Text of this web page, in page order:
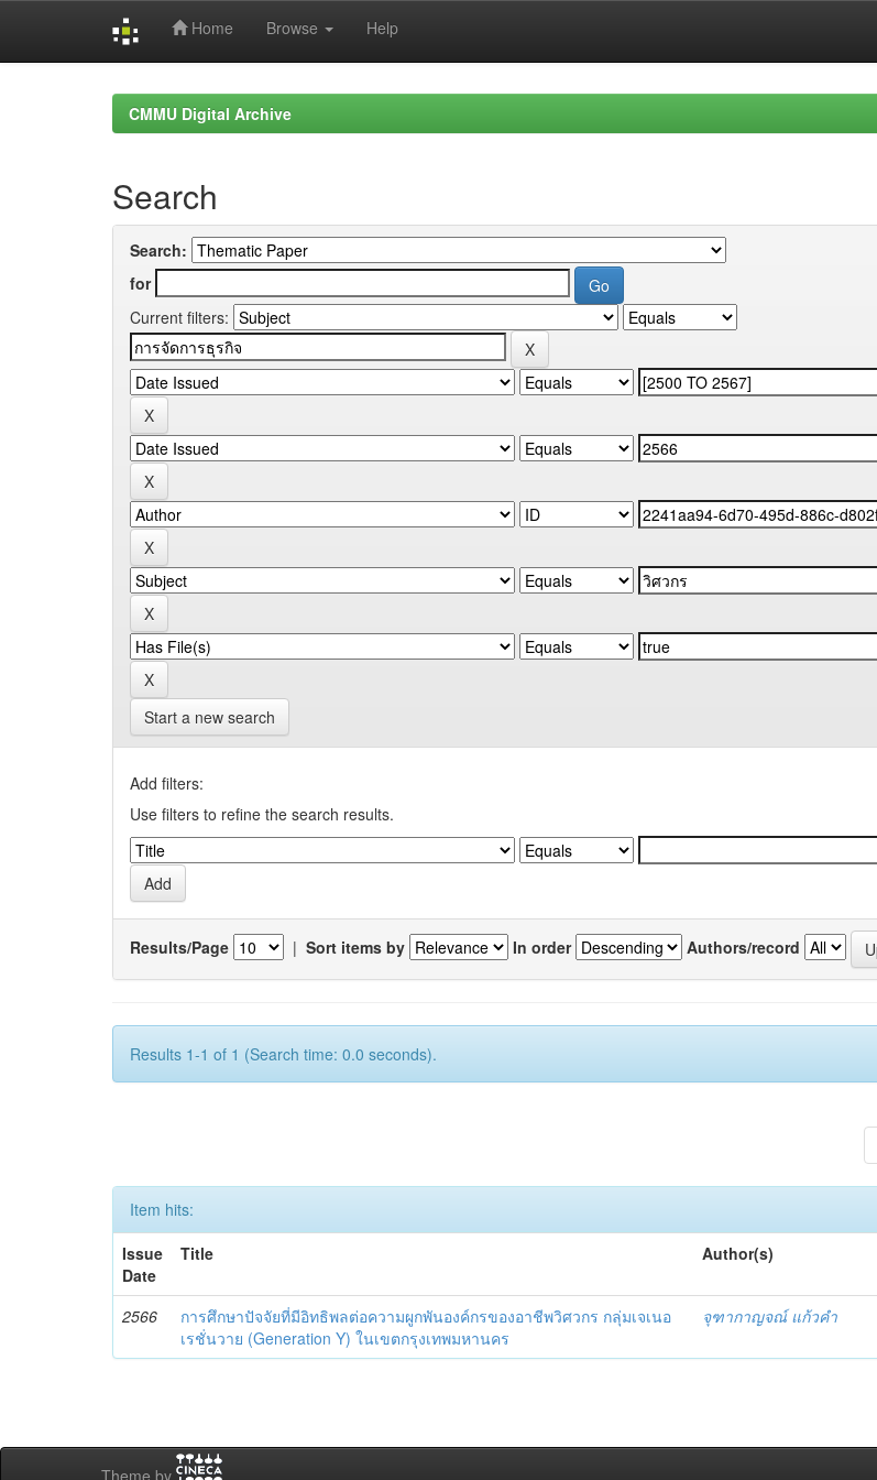
Home Browse Help
CMMU Digital Archive
Search
Search:
for
Current filters:
Start a new search
Add filters:
Use filters to refine the search results.
Results/Page | Sort items by In order Authors/record
Results 1-1 of 1 (Search time: 0.0 seconds).
Item hits:
Issue
Date
Title Author(s)
2566
การศึกษาปัจจัยที่มีอิทธิพลต่อความผูกพันองค์กรของอาชีพวิศวกร กลุ่มเจเนอ
เรชั่นวาย (Generation Y) ในเขตกรุงเทพมหานคร
จุฑากาญจณ์ แก้วคำ